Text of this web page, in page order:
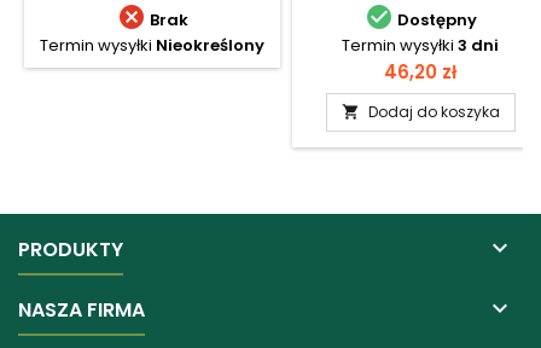
 Brak
Termin wysyłki Nieokreślony
 Dostępny
Termin wysyłki 3 dni
Cena
46,20 zł
 Dodaj do koszyka
PRODUKTY 
NASZA FIRMA 